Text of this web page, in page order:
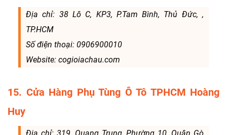
Địa chỉ: 38 Lô C, KP3, P.Tam Bình, Thủ Đức, ,
TP.HCM
Số điện thoại: 0906900010
Website: cogioiachau.com
15. Cửa Hàng Phụ Tùng Ô Tô TPHCM Hoàng
Huy
Địa chỉ: 319, Quang Trung, Phường 10, Quận Gò